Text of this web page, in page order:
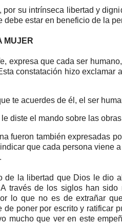
su intrínseca libertad y
estar en beneficio de la
MUJER
expresa que cada ser
constatación hizo
te acuerdes de él, el ser
diste el mando sobre las
fueron también expresadas
que cada persona viene
la libertad que Dios le dio
través de los siglos han
lo que no es de extrañar
poner por escrito y ratificar
mucho que ver en este